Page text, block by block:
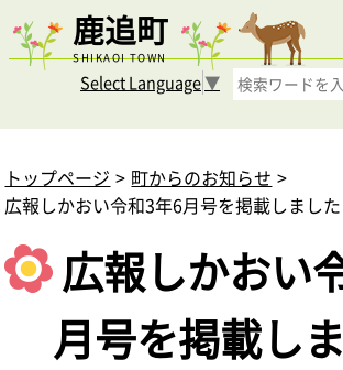
鹿追町
SHIKAOI TOWN
Select Language▼
トップページ
町からのお知らせ
広報しかおい令和3年6月号を掲載しました
広報しかおい
月号を掲載し